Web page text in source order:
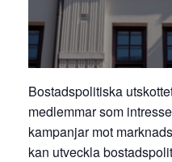
Bostadspolitiska
medlemmar som
kampanjar mot
kan utveckla